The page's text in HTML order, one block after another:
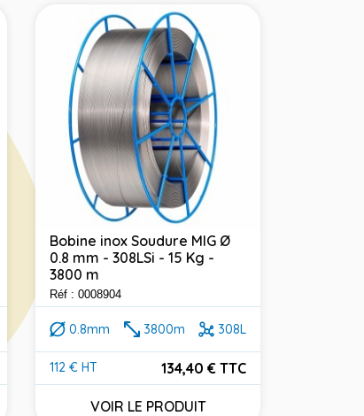
Bobine inox Soudure MIG Ø
0.8 mm - 308LSi - 15 Kg -
3800 m
Réf : 0008904
0.8mm 3800m 308L
112 € HT
Prix
134,40 € TTC
VOIR LE PRODUIT